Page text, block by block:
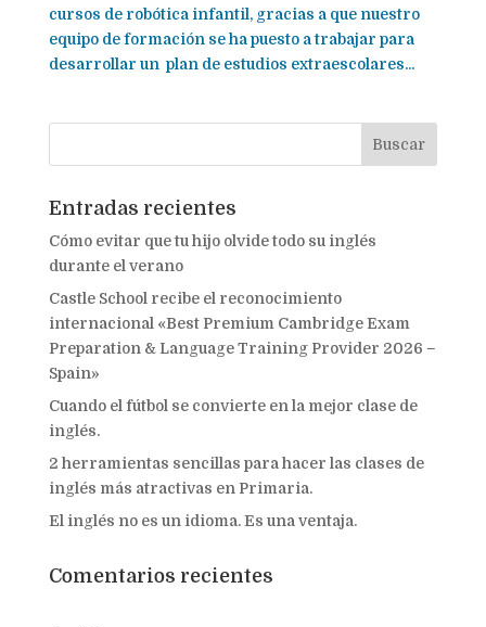
cursos de robótica infantil, gracias a que nuestro
equipo de formación se ha puesto a trabajar para
desarrollar un plan de estudios extraescolares...
Entradas recientes
Cómo evitar que tu hijo olvide todo su inglés
durante el verano
Castle School recibe el reconocimiento
internacional «Best Premium Cambridge Exam
Preparation & Language Training Provider 2026 –
Spain»
Cuando el fútbol se convierte en la mejor clase de
inglés.
2 herramientas sencillas para hacer las clases de
inglés más atractivas en Primaria.
El inglés no es un idioma. Es una ventaja.
Comentarios recientes